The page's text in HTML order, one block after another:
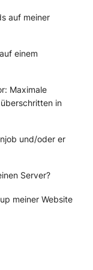
auf meiner
einem
Maximale
in
und/oder er
Server?
meiner Website